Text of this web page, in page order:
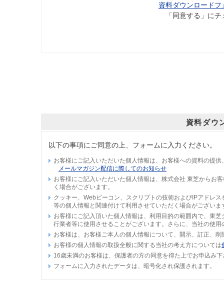
資料ダウンロード
「同意する」に
資料ダウ
以下の事項にご同意の上、フォームに入力ください。
お客様にご記入いただいた個人情報は、お客様への資料の提
メールマガジン配信に際してのお知らせ
お客様にご記入いただいた個人情報は、株式会社 東芝からお
く場合がございます。
クッキー、Webビーコン、スクリプトの技術およびIPアドレ
等の個人情報と関連付けて利用させていただく場合がございま
お客様にご記入頂いた個人情報は、利用目的の範囲内で、東
行業者等に使用させることがございます。さらに、当社の使
お客様は、お客様ご本人の個人情報について、開示、訂正、
お客様の個人情報の取扱全般に関する当社の考え方については
16歳未満のお客様は、保護者の方の同意を得た上でお申込み下
フォームに入力されたデータは、暗号化され保護されます。